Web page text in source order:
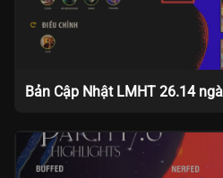
Bản Cập Nhật LMHT 26.14